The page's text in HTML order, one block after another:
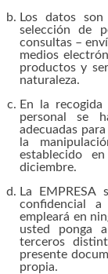
Los datos
selección de
consultas –
medios
productos y
naturaleza.
En la
personal se
adecuadas
la
establecido
diciembre.
La
confidencial
empleará en
usted ponga
terceros
presente
propia.